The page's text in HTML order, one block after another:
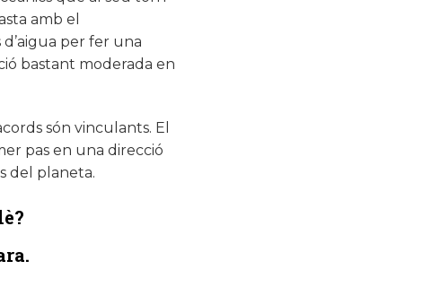
amb el
per fer una
bastant moderada en
són vinculants. El
pas en una direcció
del planeta.